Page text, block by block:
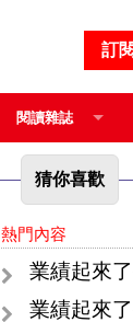
訂
閱讀雜誌
猜你喜歡
熱門內容
業績起來
業績起來